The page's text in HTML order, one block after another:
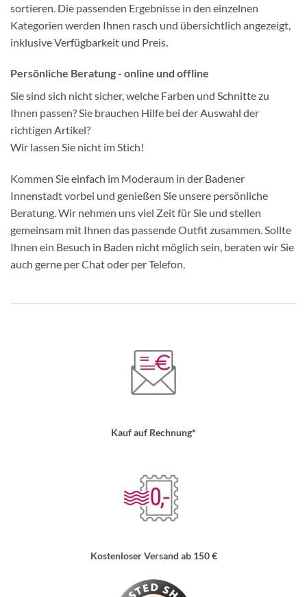
sortieren. Die passenden Ergebnisse in den einzelnen
Kategorien werden Ihnen rasch und übersichtlich angezeigt,
inklusive Verfügbarkeit und Preis.
Persönliche Beratung - online und offline
Sie sind sich nicht sicher, welche Farben und Schnitte zu
Ihnen passen? Sie brauchen Hilfe bei der Auswahl der
richtigen Artikel?
Wir lassen Sie nicht im Stich!
Kommen Sie einfach im Moderaum in der Badener
Innenstadt vorbei und genießen Sie unsere persönliche
Beratung. Wir nehmen uns viel Zeit für Sie und stellen
gemeinsam mit Ihnen das passende Outfit zusammen. Sollte
Ihnen ein Besuch in Baden nicht möglich sein, beraten wir Sie
auch gerne per Chat oder per Telefon.
Kauf auf Rechnung*
Kostenloser Versand ab 150 €